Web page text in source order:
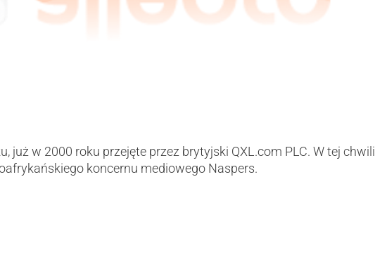
już w 2000 roku przejęte przez brytyjski QXL.com PLC. W tej chwili
koncernu mediowego Naspers.